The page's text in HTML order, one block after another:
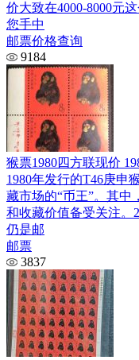
价大致在4000-8000元
您手中
邮票价格查询
9184
猴票1980四方联现价
1980年发行的T46庚申
藏市场的“币王”。其中
和收藏价值备受关注。
仍是邮
邮票
3837